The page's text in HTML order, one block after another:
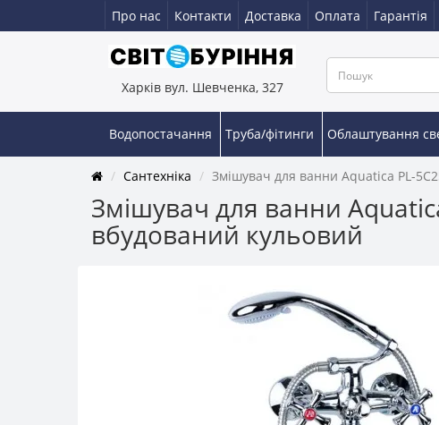
Про нас Контакти Доставка Оплата Гарантія
Харків вул. Шевченка, 327
Водопостачання Труба/фітинги Облаштування
Сантехніка Змішувач для ванни Aquatica PL-
Змішувач для ванни
вбудований кульовий